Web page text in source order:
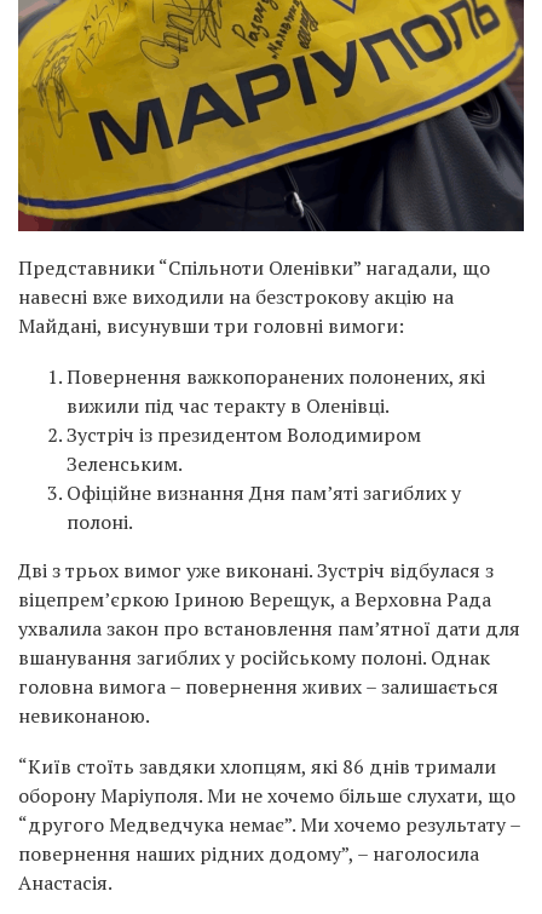
Представники “Спільноти Оленівки” нагадали, що
навесні вже виходили на безстрокову акцію на
Майдані, висунувши три головні вимоги:
Повернення важкопоранених полонених, які
вижили під час теракту в Оленівці.
Зустріч із президентом Володимиром
Зеленським.
Офіційне визнання Дня пам’яті загиблих у
полоні.
Дві з трьох вимог уже виконані. Зустріч відбулася з
віцепрем’єркою Іриною Верещук, а Верховна Рада
ухвалила закон про встановлення пам’ятної дати для
вшанування загиблих у російському полоні. Однак
головна вимога – повернення живих – залишається
невиконаною.
“Київ стоїть завдяки хлопцям, які 86 днів тримали
оборону Маріуполя. Ми не хочемо більше слухати, що
“другого Медведчука немає”. Ми хочемо результату –
повернення наших рідних додому”, – наголосила
Анастасія.